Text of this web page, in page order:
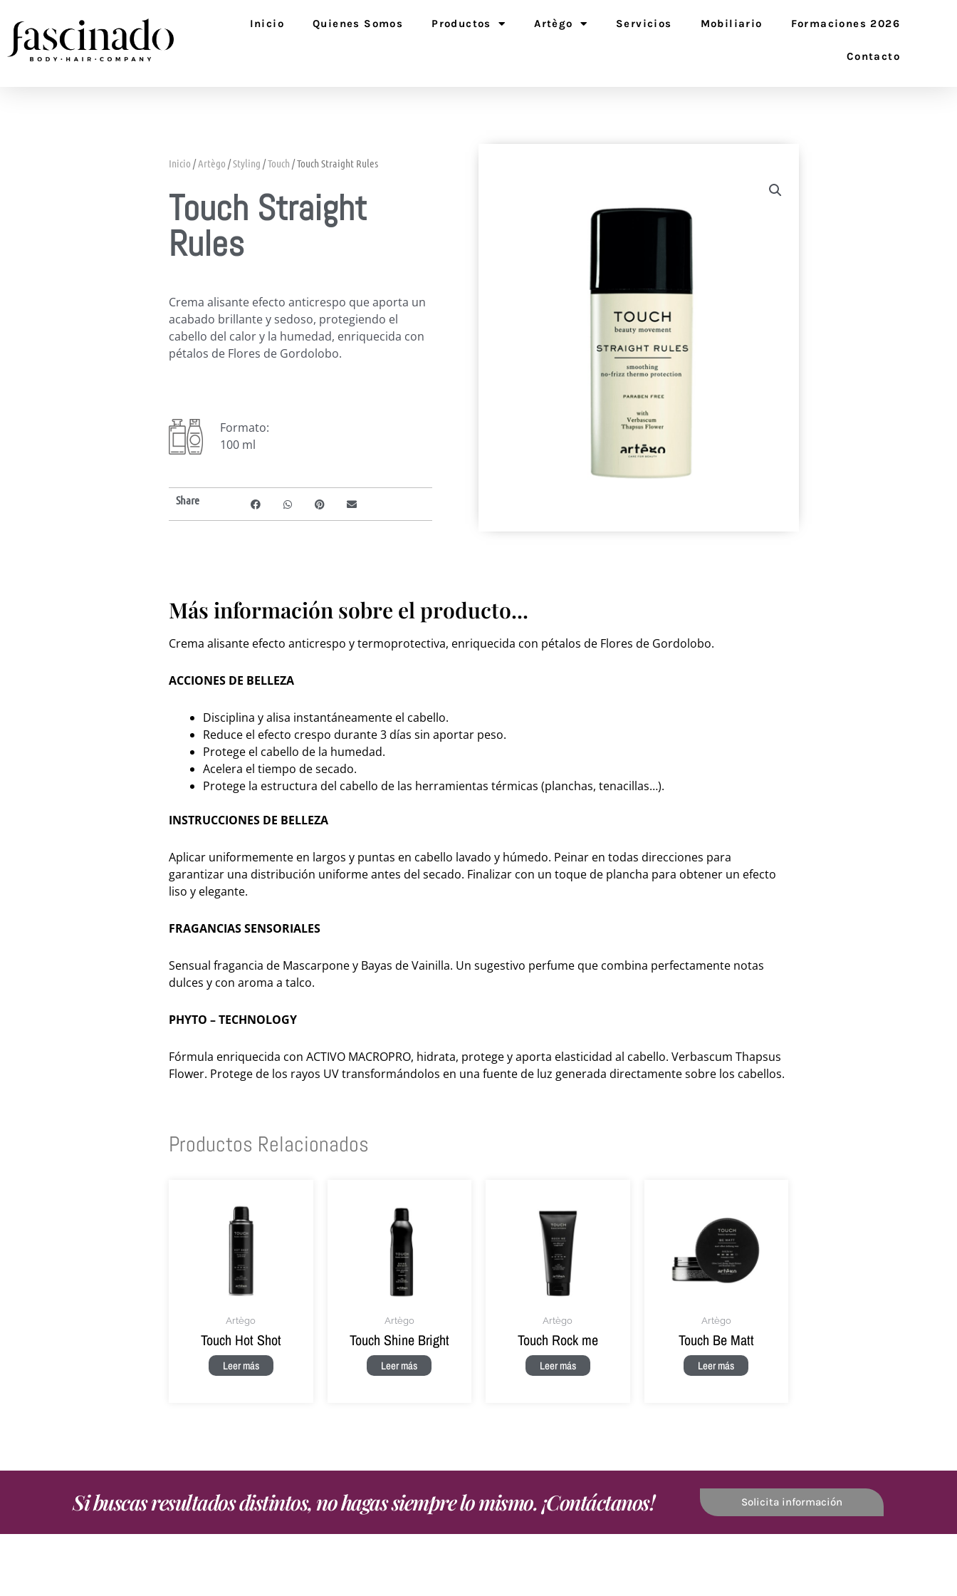
contenido
Inicio Quienes Somos Productos Artègo Servicios Mobiliario Formaciones 2026
Contacto
Inicio /Artègo /Styling /Touch / Touch Straight Rules
Touch Straight
Rules
Crema alisante efecto anticrespo que aporta un
acabado brillante y sedoso, protegiendo el
cabello del calor y la humedad, enriquecida con
pétalos de Flores de Gordolobo.
Formato:
100 ml
Share
Más información sobre el producto...
Crema alisante efecto anticrespo y termoprotectiva, enriquecida con pétalos de Flores de Gordolobo.
ACCIONES DE BELLEZA
Disciplina y alisa instantáneamente el cabello.
Reduce el efecto crespo durante 3 días sin aportar peso.
Protege el cabello de la humedad.
Acelera el tiempo de secado.
Protege la estructura del cabello de las herramientas térmicas (planchas, tenacillas…).
INSTRUCCIONES DE BELLEZA
Aplicar uniformemente en largos y puntas en cabello lavado y húmedo. Peinar en todas direcciones para
garantizar una distribución uniforme antes del secado. Finalizar con un toque de plancha para obtener un efecto
liso y elegante.
FRAGANCIAS SENSORIALES
Sensual fragancia de Mascarpone y Bayas de Vainilla. Un sugestivo perfume que combina perfectamente notas
dulces y con aroma a talco.
PHYTO – TECHNOLOGY
Fórmula enriquecida con ACTIVO MACROPRO, hidrata, protege y aporta elasticidad al cabello. Verbascum Thapsus
Flower. Protege de los rayos UV transformándolos en una fuente de luz generada directamente sobre los cabellos.
Productos Relacionados
Artègo
Touch Hot Shot
Leer más
Artègo
Touch Shine Bright
Leer más
Artègo
Touch Rock me
Leer más
Artègo
Touch Be Matt
Leer más
Si buscas resultados distintos, no hagas siempre lo mismo. ¡Contáctanos! Solicita información